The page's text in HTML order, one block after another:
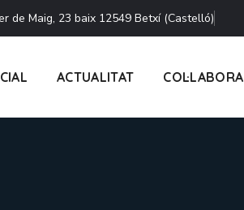
de Maig, 23 baix 12549 Betxí (Castelló)
ACTUALITAT COL·LABORA